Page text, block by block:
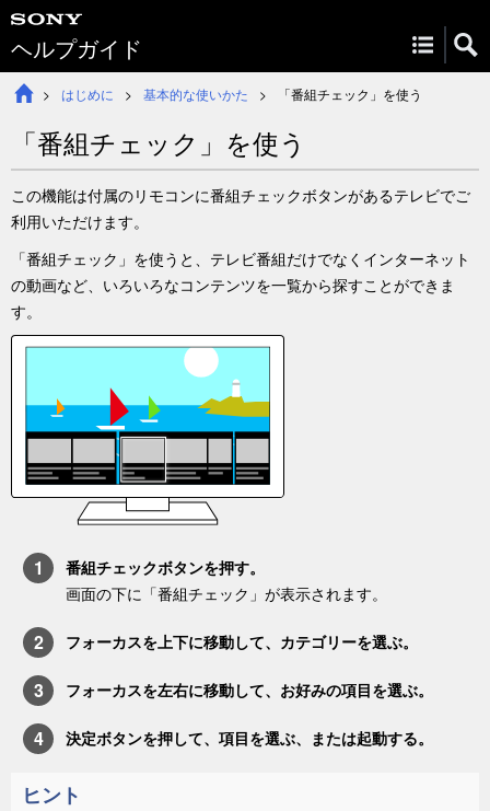
ヘルプガイド
はじめに 基本的な使いかた 「番組チェック 」を使う
「番組チェック 」を使う
この機能は付属のリモコンに番組チェックボタンがあるテレビでご
利用いただけます。
「番組チェック 」を使うと、テレビ番組だけでなくインターネット
の動画など、いろいろなコンテンツを一覧から探すことができま
す。
番組チェックボタンを押す。
画面の下に「番組チェック 」が表示されます。
フォーカスを上下に移動して、カテゴリーを選ぶ。
フォーカスを左右に移動して、お好みの項目を選ぶ。
決定ボタンを押して、項目を選ぶ、または起動する。
ヒント